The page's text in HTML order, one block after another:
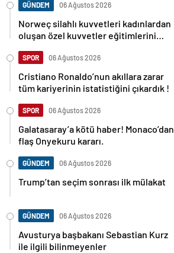
GÜNDEM 06 Ağustos 2026
Norweç silahlı kuvvetleri kadınlardan
oluşan özel kuvvetler eğitimlerini
SPOR 06 Ağustos 2026
Cristiano Ronaldo’nun akıllara zarar
tüm kariyerinin istatistiğini çıkardık !
SPOR 06 Ağustos 2026
Galatasaray’a kötü haber! Monaco’dan
flaş Onyekuru kararı.
GÜNDEM 06 Ağustos 2026
Trump’tan seçim sonrası ilk mülakat
GÜNDEM 06 Ağustos 2026
Avusturya başbakanı Sebastian Kurz
ile ilgili bilinmeyenler